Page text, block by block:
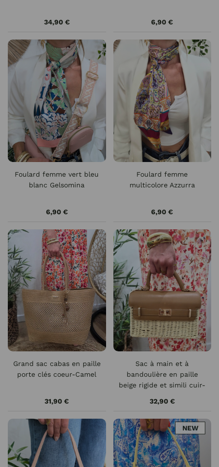
34,90 € 6,90 €
Foulard femme vert bleu
blanc Gelsomina
6,90 €
Foulard femme
multicolore Azzurra
6,90 €
Grand sac cabas en paille
porte clés coeur-Camel
31,90 €
Sac à main et à
bandoulière en paille
beige rigide et simili cuir-
32,90 €
NEW